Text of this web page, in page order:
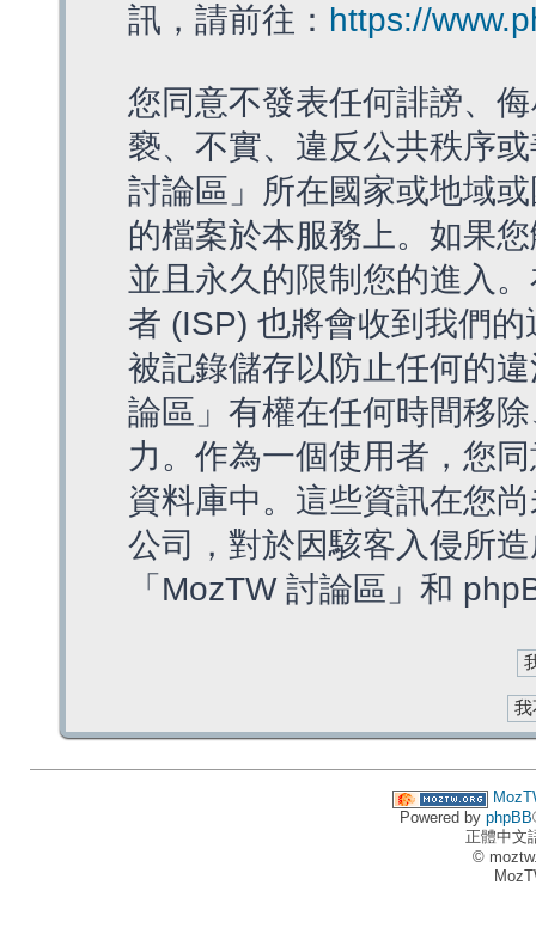
訊，請前往： https://
您同意不發表任何誹謗、
褻、不實、違反公共秩序
討論區」所在國家或地域
的檔案於本服務上。如果
並且永久的限制您的進入
者 (ISP) 也將會收到我們
被記錄儲存以防止任何的
論區」有權在任何時間移
力。作為一個使用者，您
資料庫中。這些資訊在您
公司，對於因駭客入侵所
「MozTW 討論區」和
Powered by phpBB
正體中文
©